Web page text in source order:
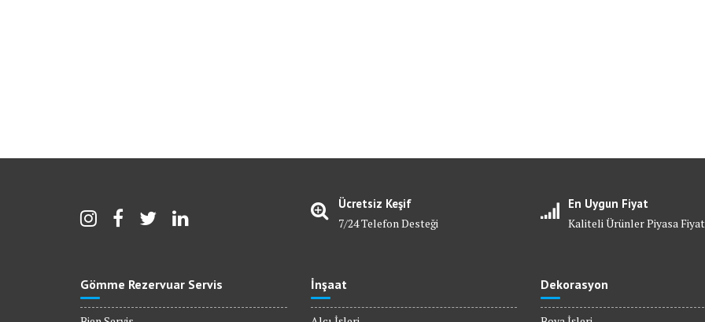
Ücretsiz Keşif
7/24 Telefon Desteği
En Uygun Fiyat
Kaliteli Ürünler Piyasa
Gömme Rezervuar Servis İnşaat Dekorasyon